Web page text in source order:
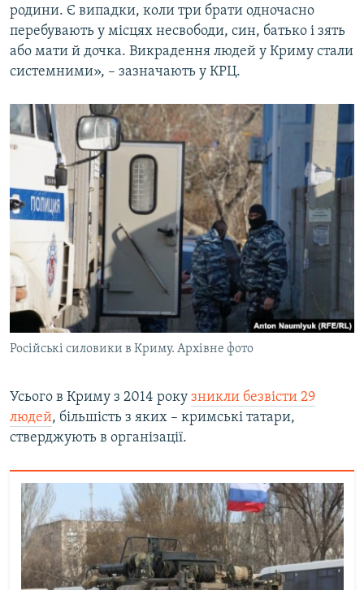
родини. Є випадки, коли три брати одночасно
перебувають у місцях несвободи, син, батько і зять
або мати й дочка. Викрадення людей у Криму стали
системними», – зазначають у КРЦ.
Російські силовики в Криму. Архівне фото
Усього в Криму з 2014 року зникли безвісти 29
людей, більшість з яких – кримські татари,
стверджують в організації.